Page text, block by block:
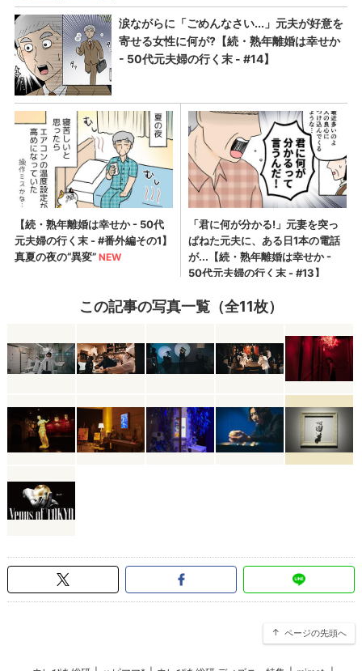
この記事の写真一覧（全11枚）
ページの先頭へ